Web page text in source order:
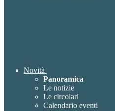
Novità
Panoramica
Le notizie
Le circolari
Calendario eventi